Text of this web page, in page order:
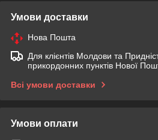
Умови доставки
Нова Пошта
Для клієнтів Молдови та
прикордонних пунктів Нової
Всі умови доставки
Умови оплати